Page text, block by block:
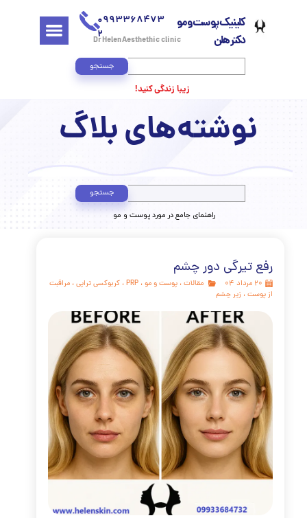
Dr Helen Aesthethic clinic
کلینیک پوست و مو 0993368473
2
جستجو
بلاگ
​راهنمای جامع در مورد پوست و مو
دور چشم
مقالات،پوست و مو، ،کربوکسی تراپی،مراقبت
زیر چشم